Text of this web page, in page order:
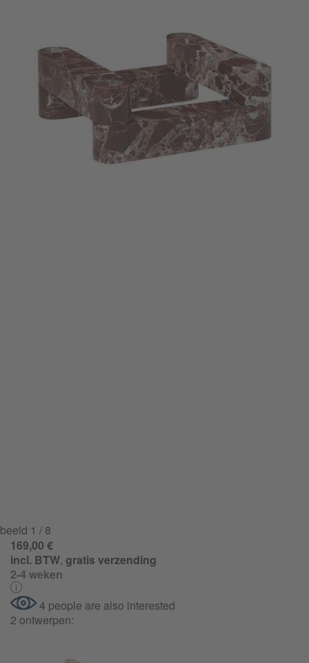
beeld 1 / 8
169,00 €
incl. BTW, gratis verzending
2-4 weken
4 people are also interested
2 ontwerpen: